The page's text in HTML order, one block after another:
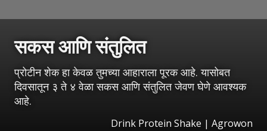
सकस आणि संतुलित
प्रोटीन शेक हा केवळ तुमच्या आहाराला पूरक आहे. यासोबत
दिवसातून ३ ते ४ वेळा सकस आणि संतुलित जेवण घेणे आवश्यक
आहे.
Drink Protein Shake | Agrowon